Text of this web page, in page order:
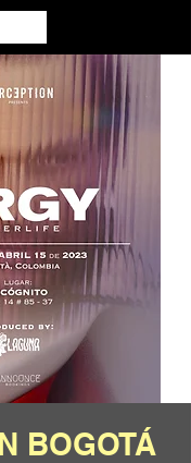
BOGOTÁ